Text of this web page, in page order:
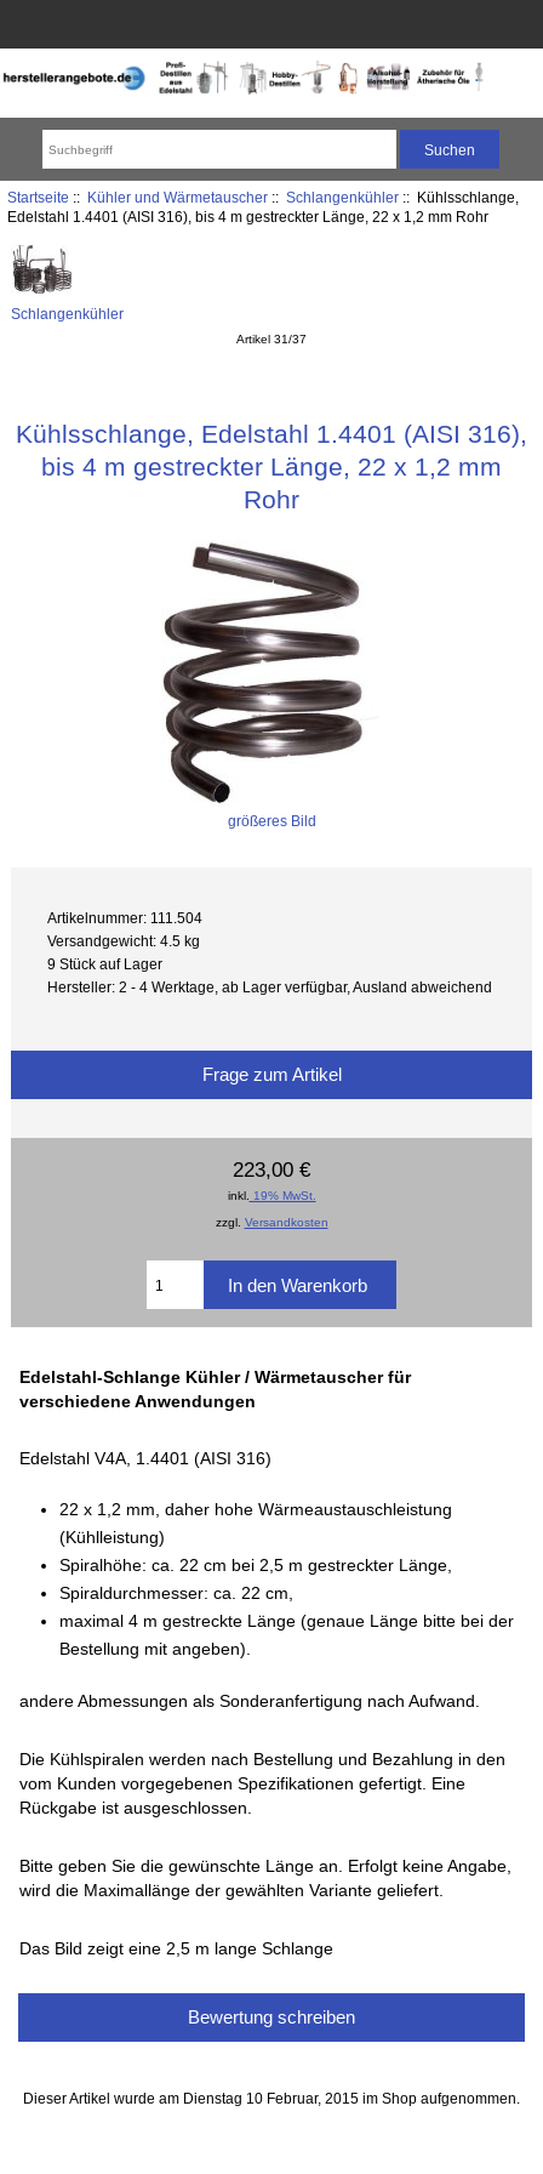
Startseite :: Kühler und Wärmetauscher:: Schlangenkühler:: Kühlsschlange,
Edelstahl 1.4401 (AISI 316), bis 4 m gestreckter Länge, 22 x 1,2 mm Rohr
Schlangenkühler
Artikel 31/37
Kühlsschlange, Edelstahl 1.4401 (AISI 316),
bis 4 m gestreckter Länge, 22 x 1,2 mm
Rohr
größeres Bild
Artikelnummer: 111.504
Versandgewicht: 4.5 kg
9 Stück auf Lager
Hersteller: 2 - 4 Werktage, ab Lager verfügbar, Ausland abweichend
Frage zum Artikel
223,00 €
inkl. 19% MwSt.
zzgl. Versandkosten
Edelstahl-Schlange Kühler / Wärmetauscher für
verschiedene Anwendungen
Edelstahl V4A, 1.4401 (AISI 316)
22 x 1,2 mm, daher hohe Wärmeaustauschleistung
(Kühlleistung)
Spiralhöhe: ca. 22 cm bei 2,5 m gestreckter Länge,
Spiraldurchmesser: ca. 22 cm,
maximal 4 m gestreckte Länge (genaue Länge bitte bei der
Bestellung mit angeben).
andere Abmessungen als Sonderanfertigung nach Aufwand.
Die Kühlspiralen werden nach Bestellung und Bezahlung in den
vom Kunden vorgegebenen Spezifikationen gefertigt. Eine
Rückgabe ist ausgeschlossen.
Bitte geben Sie die gewünschte Länge an. Erfolgt keine Angabe,
wird die Maximallänge der gewählten Variante geliefert.
Das Bild zeigt eine 2,5 m lange Schlange
Bewertung schreiben
Dieser Artikel wurde am Dienstag 10 Februar, 2015 im Shop aufgenommen.